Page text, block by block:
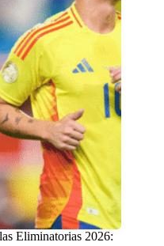
Eliminatorias 2026: